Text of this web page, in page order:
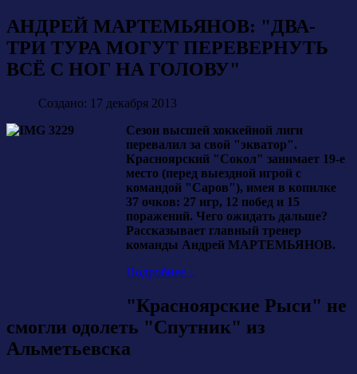
АНДРЕЙ МАРТЕМЬЯНОВ: "ДВА-
ТРИ ТУРА МОГУТ ПЕРЕВЕРНУТЬ
ВСЁ С НОГ НА ГОЛОВУ"
Создано: 17 декабря 2013
Сезон высшей хоккейной лиги
перевалил за свой "экватор".
Красноярский "Сокол" занимает 19-е
место (перед выездной игрой с
командой "Саров"), имея в копилке
37 очков: 27 игр, 12 побед и 15
поражений. Чего ожидать дальше?
Рассказывает главный тренер
команды Андрей МАРТЕМЬЯНОВ.
Подробнее...
"Красноярские Рыси" не
смогли одолеть "Спутник" из
Альметьевска